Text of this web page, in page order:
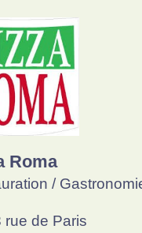
Roma
/
rue de Paris